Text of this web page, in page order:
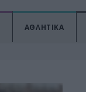
ΑΘΛΗΤΙΚΑ